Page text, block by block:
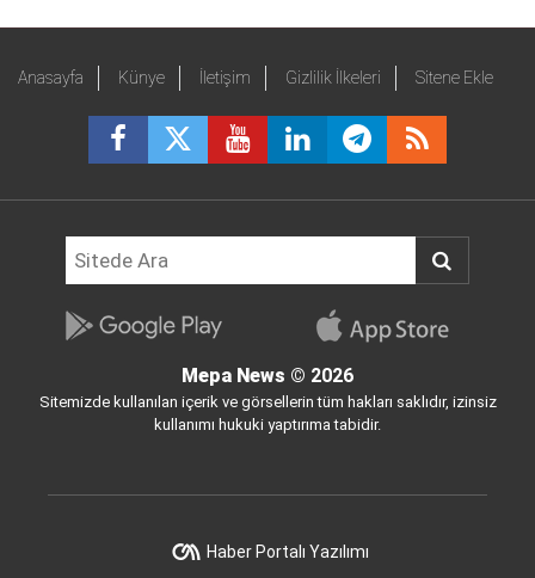
Anasayfa Künye İletişim Gizlilik İlkeleri Sitene Ekle
Mepa News © 2026
Sitemizde kullanılan içerik ve görsellerin tüm hakları saklıdır, izinsiz
kullanımı hukuki yaptırıma tabidir.
Haber Portalı Yazılımı